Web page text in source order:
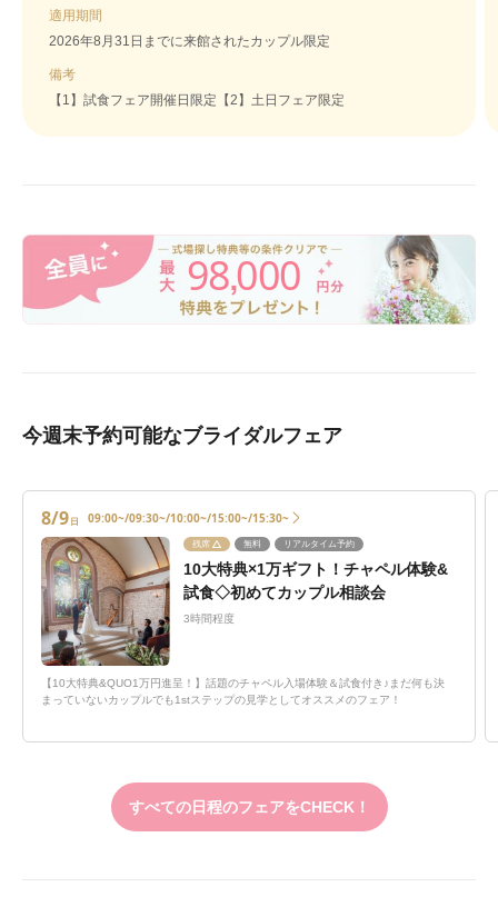
適用期間
2026年8月31日までに来館されたカップル限定
備考
【1】試食フェア開催日限定【2】土日フェア限定
98,000
今週末予約可能なブライダルフェア
8/9日 09:00~/09:30~/10:00~/15:00~/15:30~
残席 無料 リアルタイム予約
10大特典×1万ギフト！チャペル体験&
試食◇初めてカップル相談会
3時間程度
【10大特典&QUO1万円進呈！】話題のチャペル入場体験＆試食付き♪まだ何も決
まっていないカップルでも1stステップの見学としてオススメのフェア！
すべての日程のフェアをCHECK！